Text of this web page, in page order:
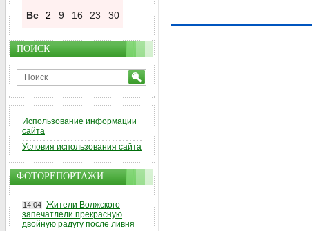
Вс 2 9 16 23 30
ПОИСК
Использование информации
сайта
Условия использования сайта
ФОТОРЕПОРТАЖИ
14.04 Жители Волжского
запечатлели прекрасную
двойную радугу после ливня